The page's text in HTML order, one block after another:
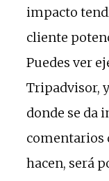
impacto
cliente
Puedes ver
Tripadvisor,
donde se da
comentarios
hacen, será